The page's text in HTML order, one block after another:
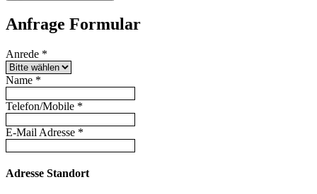
Anfrage Formular
Anrede *
Name *
Telefon/Mobile *
E-Mail Adresse *
Adresse Standort